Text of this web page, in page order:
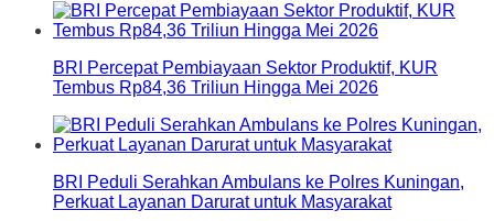
BRI Percepat Pembiayaan Sektor Produktif, KUR
Tembus Rp84,36 Triliun Hingga Mei 2026
BRI Peduli Serahkan Ambulans ke Polres Kuningan,
Perkuat Layanan Darurat untuk Masyarakat